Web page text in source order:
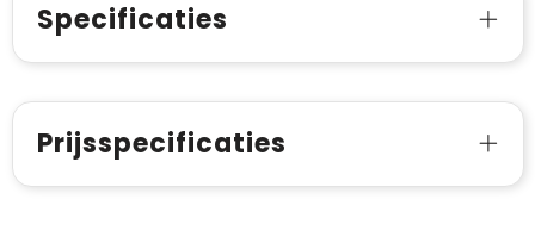
Specificaties
Prijsspecificaties